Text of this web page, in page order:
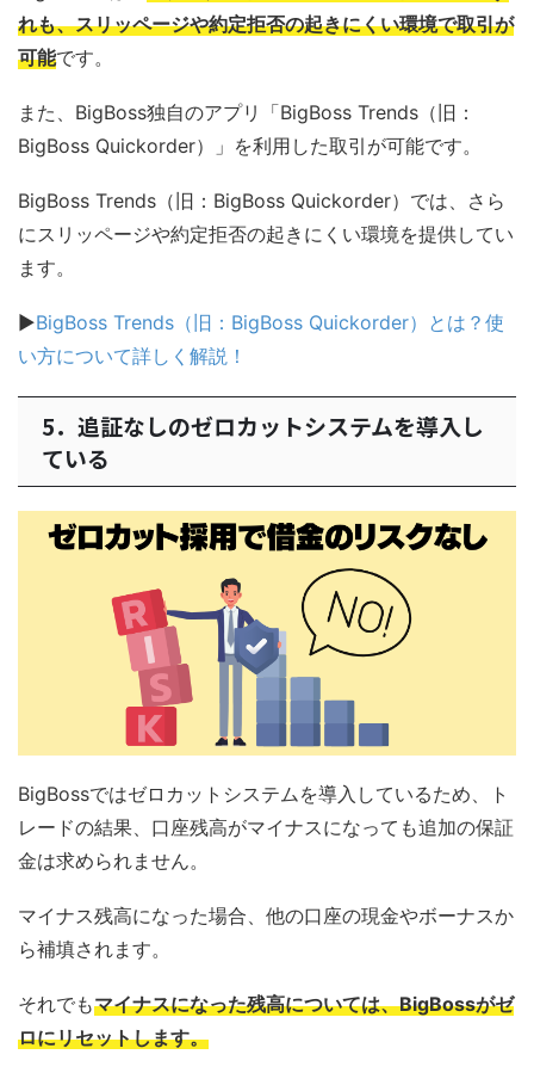
れも、スリッページや約定拒否の起きにくい環境で取引が
可能です。
また、BigBoss独自のアプリ「BigBoss Trends（旧：
BigBoss Quickorder）」を利用した取引が可能です。
BigBoss Trends（旧：BigBoss Quickorder）では、さら
にスリッページや約定拒否の起きにくい環境を提供してい
ます。
▶BigBoss Trends（旧：BigBoss Quickorder）とは？使
い方について詳しく解説！
5．追証なしのゼロカットシステムを導入し
ている
BigBossではゼロカットシステムを導入しているため、ト
レードの結果、口座残高がマイナスになっても追加の保証
金は求められません。
マイナス残高になった場合、他の口座の現金やボーナスか
ら補填されます。
それでもマイナスになった残高については、BigBossがゼ
ロにリセットします。